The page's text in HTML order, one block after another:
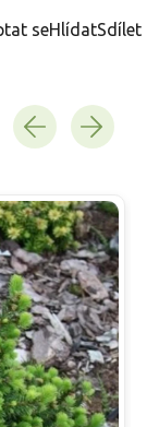
seHlídatSdílet